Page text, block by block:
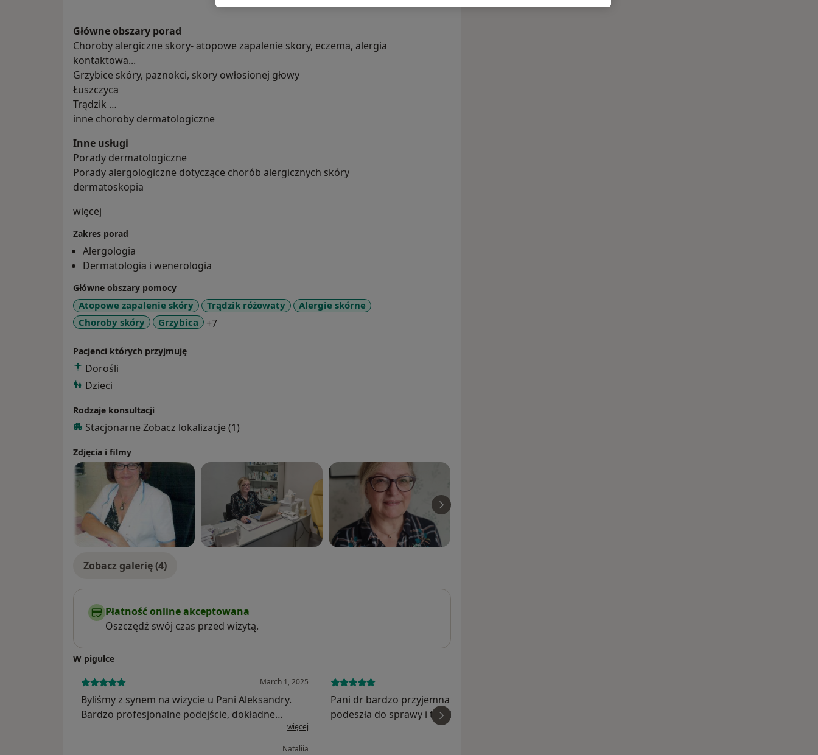
Główne obszary porad
Choroby alergiczne skory- atopowe zapalenie skory, eczema, alergia
kontaktowa...
Grzybice skóry, paznokci, skory owłosionej głowy
Łuszczyca
Trądzik
inne choroby dermatologiczne
Inne usługi
Porady dermatologiczne
Porady alergologiczne dotyczące chorób alergicznych skóry
dermatoskopia
więcej
Zakres porad
Alergologia
Dermatologia i wenerologia
Główne obszary pomocy
Atopowe zapalenie skóry Trądzik różowaty
Alergie skórne
Choroby skóry
Grzybica +7a11y_sr_more_diseases
Pacjenci których przyjmuję
Dorośli
Dzieci
Rodzaje konsultacji
Stacjonarne Zobacz lokalizacje (1)
Zdjęcia i filmy
Zobacz galerię (4)
Płatność online akceptowana
Oszczędź swój czas przed wizytą.
W pigułce
March 1, 2025
Byliśmy z synem na wizycie u Pani Aleksandry.
Bardzo profesjonalne podejście, dokładne
badanie i szczegółowe wyjaśnienia. Pani doktor
kompetentna i zaangażowana. Zdecydowanie
więcej
Nataliia
Pani dr bardzo przyjemna i kontaktowa.Fachowo
podeszła do sprawy i trafiła z diagnozą. Po kilku
dniach nastąpiła znaczna